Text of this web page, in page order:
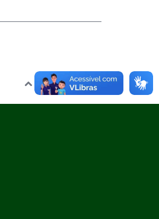
Voltar para o topo